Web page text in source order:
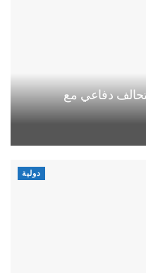
دفاعي مع
دولية